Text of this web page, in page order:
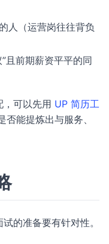
人（运营岗往往背负
且前期薪资平平的同
，可以先用 UP 简历工
能提炼出与服务、
的准备要有针对性。